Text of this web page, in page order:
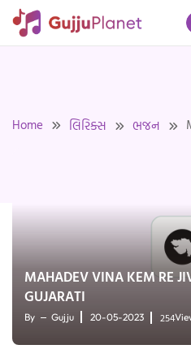
Skip
Home લિરિક્સ ભજન
MAHADEV VINA KEM RE
GUJARATI
By Gujju 20-05-2023 254